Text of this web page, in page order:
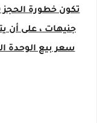
سعر بيع الوحدة